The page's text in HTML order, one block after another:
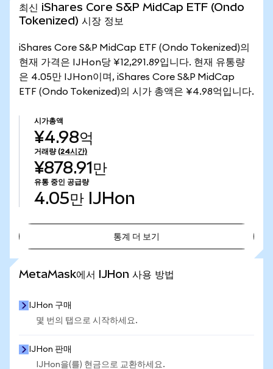
최신 iShares Core S&P MidCap ETF (Ondo
Tokenized) 시장 정보
iShares Core S&P MidCap ETF (Ondo Tokenized)의
현재 가격은 IJHon당 ¥12,291.89입니다. 현재 유통량
은 4.05만 IJHon이며, iShares Core S&P MidCap
ETF (Ondo Tokenized)의 시가 총액은 ¥4.98억입니다.
시가총액
¥4.98억
거래량 (24시간)
¥878.91만
유통 중인 공급량
4.05만 IJHon
통계 더 보기
MetaMask에서 IJHon 사용 방법
IJHon 구매
몇 번의 탭으로 시작하세요.
IJHon 판매
IJHon을(를) 현금으로 교환하세요.